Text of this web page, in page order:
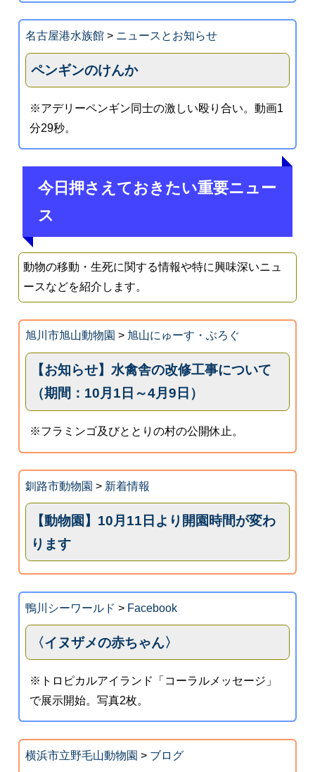
名古屋港水族館> ニュースとお知らせ
ペンギンのけんか
※アデリーペンギン同士の激しい殴り合い。動画1
分29秒。
今日押さえておきたい重要ニュー
ス
動物の移動・生死に関する情報や特に興味深いニュ
ースなどを紹介します。
旭川市旭山動物園 > 旭山にゅーす・ぶろぐ
【お知らせ】水禽舎の改修工事について
（期間：10月1日～4月9日）
※フラミンゴ及びととりの村の公開休止。
釧路市動物園 > 新着情報
【動物園】10月11日より開園時間が変わ
ります
鴨川シーワールド > Facebook
〈イヌザメの赤ちゃん〉
※トロピカルアイランド「コーラルメッセージ」
で展示開始。写真2枚。
横浜市立野毛山動物園 > ブログ